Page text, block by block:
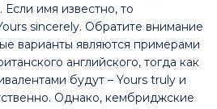
имя известно, то
sincerely. Обратите внимание
варианты являются примерами
английского, тогда как
будут – Yours truly и
Однако, кембриджские